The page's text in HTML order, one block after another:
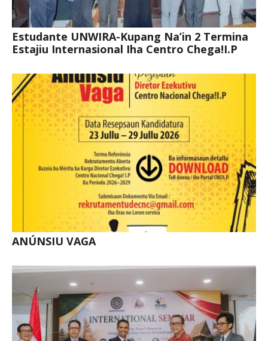
Estudante UNWIRA-Kupang Na’in 2 Termina
Estajiu Internasional Iha Centro Chega!I.P
ANÚNSIU VAGA